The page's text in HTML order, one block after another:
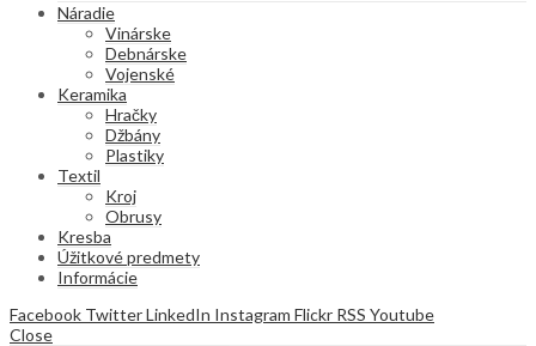
Náradie
Vinárske
Debnárske
Vojenské
Keramika
Hračky
Džbány
Plastiky
Textil
Kroj
Obrusy
Kresba
Úžitkové predmety
Informácie
Facebook TwitterLinkedIn Instagram Flickr RSS Youtube
Close